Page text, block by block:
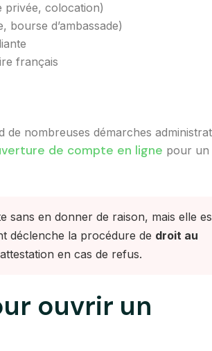
privée, colocation)
bourse d’ambassade)
français
nombreuses démarches
de compte en ligne pour un
sans en donner de raison, mais elle
déclenche la procédure de droit au
en cas de refus.
ouvrir un